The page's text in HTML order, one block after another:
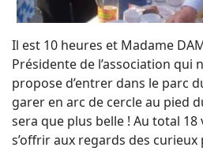
Il est 10 heures et Madame
Présidente de l’association qui
propose d’entrer dans le parc
garer en arc de cercle au pied
sera que plus belle ! Au total
s’offrir aux regards des